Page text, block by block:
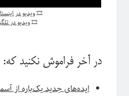
🎞ویدیو در
🎞ویدیو در
در آخر فراموش نکنید که:
ایده‌های جدید یک‌باره از